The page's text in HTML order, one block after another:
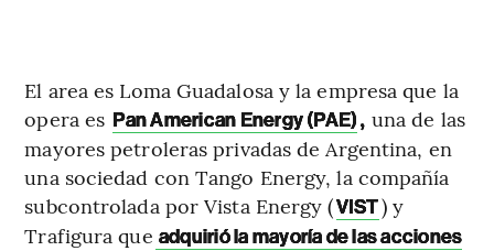
El area es Loma Guadalosa y la empresa que la
opera es Pan American Energy (PAE), una de las
mayores petroleras privadas de Argentina, en
una sociedad con Tango Energy, la compañía
subcontrolada por Vista Energy (VIST) y
Trafigura que adquirió la mayoría de las acciones